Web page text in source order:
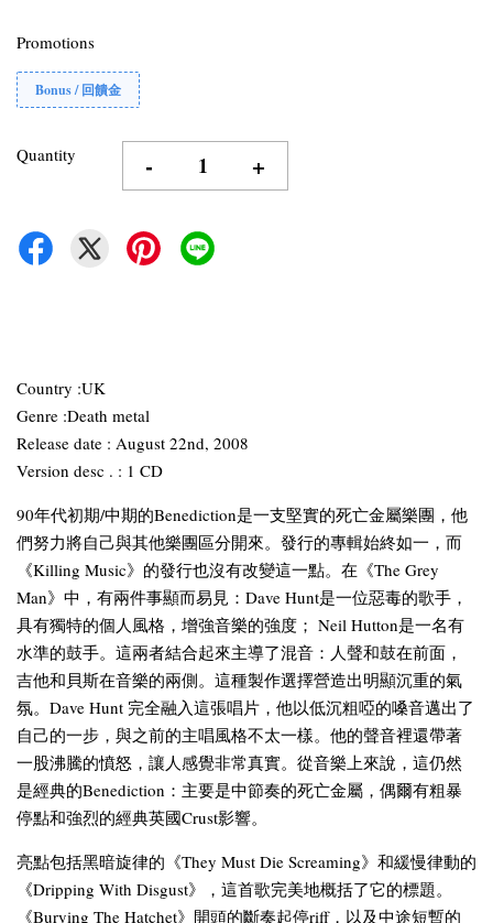
Promotions
Bonus / 回饋金
Quantity - +
Country :UK
Genre :Death metal
Release date : August 22nd, 2008
Version desc . : 1 CD
90年代初期/中期的Benediction是一支堅實的死亡金屬樂團，他
們努力將自己與其他樂團區分開來。發行的專輯始終如一，而
《Killing Music》的發行也沒有改變這一點。在《The Grey
Man》中，有兩件事顯而易見：Dave Hunt是一位惡毒的歌手，
具有獨特的個人風格，增強音樂的強度； Neil Hutton是一名有
水準的鼓手。這兩者結合起來主導了混音：人聲和鼓在前面，
吉他和貝斯在音樂的兩側。這種製作選擇營造出明顯沉重的氣
氛。Dave Hunt 完全融入這張唱片，他以低沉粗啞的嗓音邁出了
自己的一步，與之前的主唱風格不太一樣。他的聲音裡還帶著
一股沸騰的憤怒，讓人感覺非常真實。從音樂上來說，這仍然
是經典的Benediction：主要是中節奏的死亡金屬，偶爾有粗暴
停點和強烈的經典英國Crust影響。
亮點包括黑暗旋律的《They Must Die Screaming》和緩慢律動的
《Dripping With Disgust》，這首歌完美地概括了它的標題。
《Burying The Hatchet》開頭的斷奏起停riff，以及中途短暫的